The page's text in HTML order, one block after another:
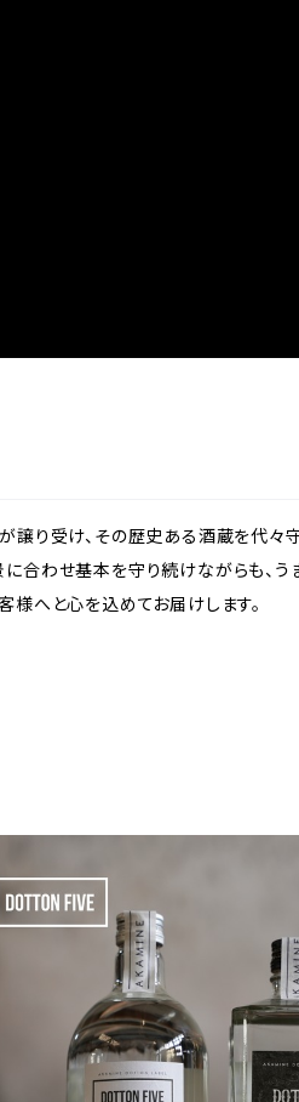
譲り受け、その歴史ある酒蔵を代々
合わせ基本を守り続けながらも、う
様へと心を込めてお届けします。